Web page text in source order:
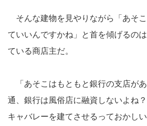
そんな建物を見やりながら「あそ
ていいんですかね」と首を傾げるの
ている商店主だ。
「あそこはもともと銀行の支店が
通、銀行は風俗店に融資しないよね
キャバレーを建てさせるっておかし